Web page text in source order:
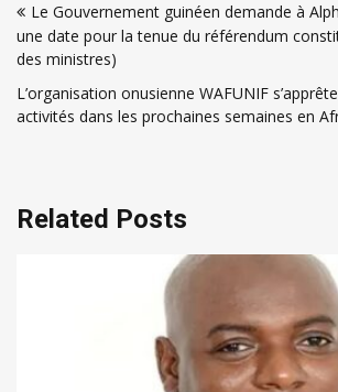
de
l’article
Le Gouvernement guinéen demande à
une date pour la tenue du référendum
des ministres)
L’organisation onusienne WAFUNIF
activités dans les prochaines semaines en
Related Posts